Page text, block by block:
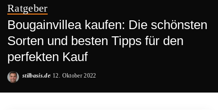
Ratgeber
Bougainvillea kaufen: Die schönsten
Sorten und besten Tipps für den
perfekten Kauf
Posted
stilbasis.de 12. Oktober 2022